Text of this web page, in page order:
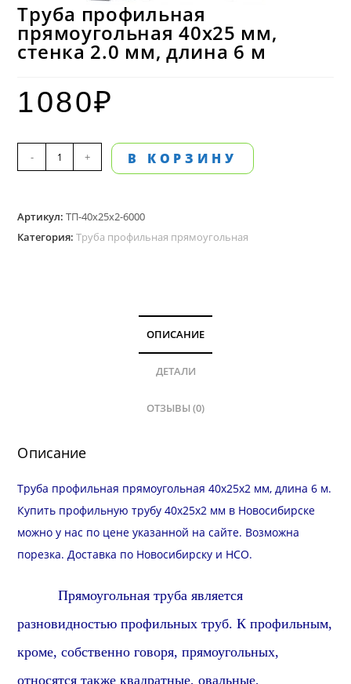
Труба профильная
прямоугольная 40х25 мм,
стенка 2.0 мм, длина 6 м
1080₽
Количество
товара
профильная
прямоугольная
- + В КОРЗИНУ
Артикул:ТП-40х25х2-6000
Категория:Труба профильная прямоугольная
ОПИСАНИЕ
ДЕТАЛИ
ОТЗЫВЫ (0)
Описание
Труба профильная прямоугольная 40х25х2 мм, длина 6 м.
Купить профильную трубу 40х25х2 мм в Новосибирске
можно у нас по цене указанной на сайте. Возможна
порезка.Доставка по Новосибирску и НСО.
Прямоугольная труба является
разновидностью профильных труб. К профильным,
кроме, собственно говоря,прямоугольных,
относятся такжеквадратные, овальные,